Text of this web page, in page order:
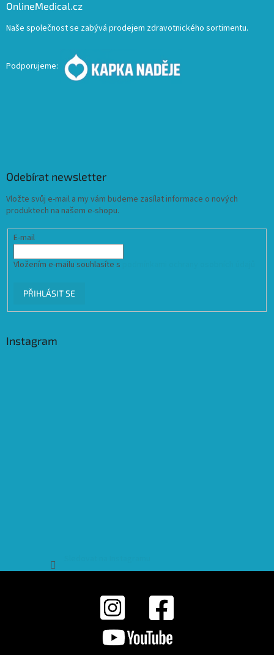
OnlineMedical.cz
Naše společnost se zabývá prodejem zdravotnického sortimentu.
Podporujeme:
Odebírat newsletter
Vložte svůj e-mail a my vám budeme zasílat informace o nových
produktech na našem e-shopu.
E-mail
Vložením e-mailu souhlasíte s
PŘIHLÁSIT SE
Instagram